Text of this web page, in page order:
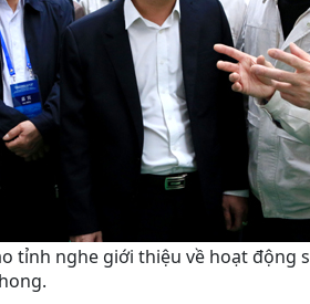
tỉnh nghe giới thiệu về hoạt động